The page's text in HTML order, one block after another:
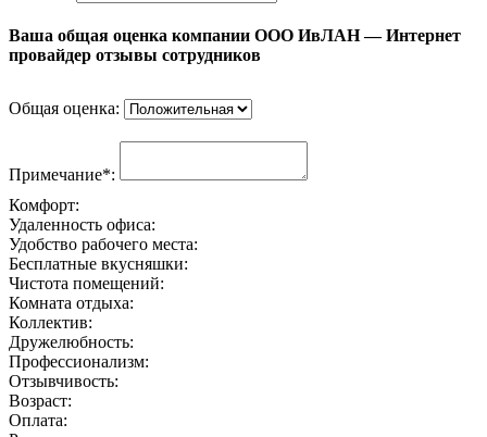
Ваша общая оценка компании ООО ИвЛАН — Интернет
провайдер отзывы сотрудников
Общая оценка:
Примечание*:
Комфорт:
Удаленность офиса:
Удобство рабочего места:
Бесплатные вкусняшки:
Чистота помещений:
Комната отдыха:
Коллектив:
Дружелюбность:
Профессионализм:
Отзывчивость:
Возраст:
Оплата: